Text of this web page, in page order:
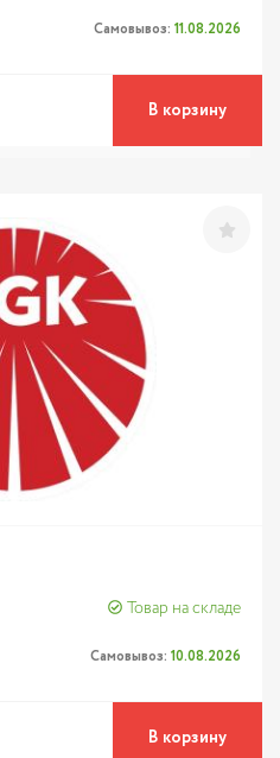
Самовывоз: 11.08.2026
В корзину
Товар на складе
Самовывоз: 10.08.2026
В корзину